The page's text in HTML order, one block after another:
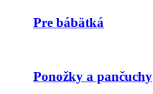
Pre bábätká
Ponožky a pančuchy